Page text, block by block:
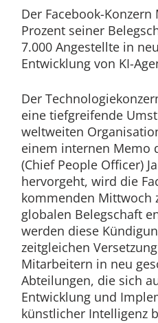
Der Facebook-
Prozent seiner
7.000 Angestellte in
Entwicklung von KI-
Der
eine tiefgreifende
weltweiten
einem internen Memo
(Chief People Officer)
hervorgeht, wird die
kommenden Mittwoch
globalen Belegschaft
werden diese
zeitgleichen
Mitarbeitern in neu
Abteilungen, die sich
Entwicklung und
künstlicher Intelligenz